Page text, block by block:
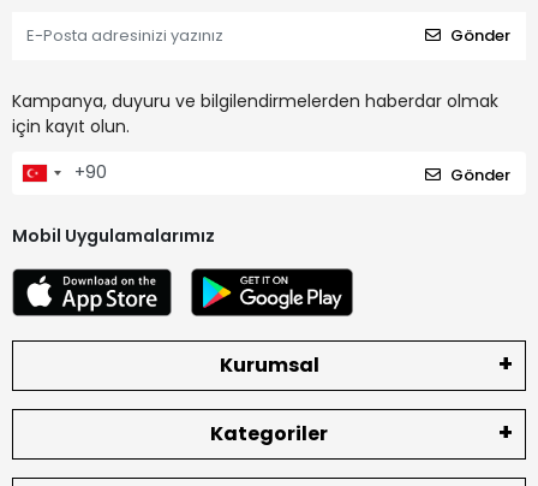
Gönder
Kampanya, duyuru ve bilgilendirmelerden haberdar olmak
için kayıt olun.
Gönder
Mobil Uygulamalarımız
Kurumsal
Kategoriler